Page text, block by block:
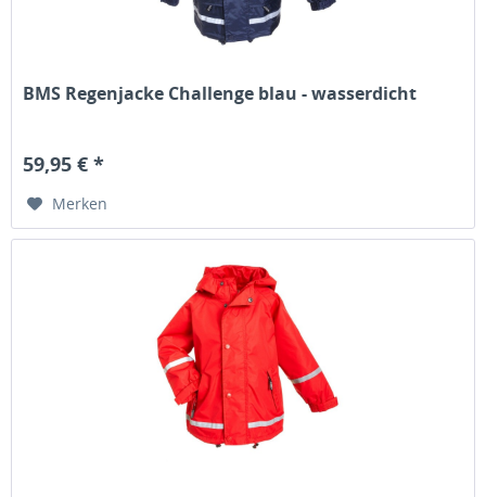
BMS Regenjacke Challenge blau - wasserdicht
59,95 € *
Merken